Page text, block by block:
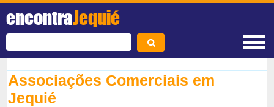
encontraJequié
Associações Comerciais em
Jequié